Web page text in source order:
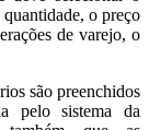
o preço
de varejo, o
são preenchidos
pelo sistema da